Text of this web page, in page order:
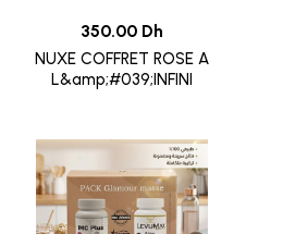
350.00 Dh
NUXE COFFRET ROSE A
L&amp;#039;INFINI